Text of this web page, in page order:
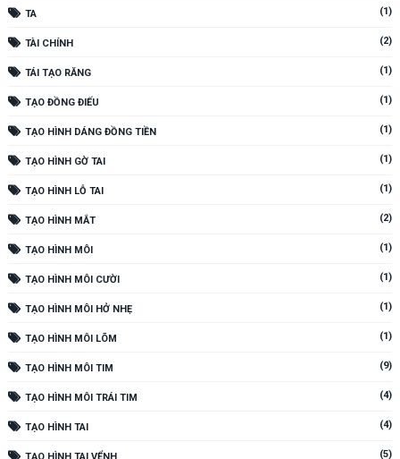
TA (1)
TÀI CHÍNH (2)
TÁI TẠO RĂNG (1)
TẠO ĐỒNG ĐIẾU (1)
TẠO HÌNH DÁNG ĐỒNG TIỀN (1)
TẠO HÌNH GỜ TAI (1)
TẠO HÌNH LỖ TAI (1)
TẠO HÌNH MẮT (2)
TẠO HÌNH MÔI (1)
TẠO HÌNH MÔI CƯỜI (1)
TẠO HÌNH MÔI HỞ NHẸ (1)
TẠO HÌNH MÔI LÕM (1)
TẠO HÌNH MÔI TIM (9)
TẠO HÌNH MÔI TRÁI TIM (4)
TẠO HÌNH TAI (4)
(5)